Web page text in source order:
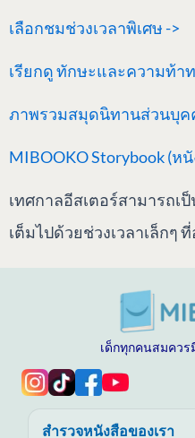
เลือกชมช่วงเวลาพิเศษ ->
เรียกดูทักษะและความท้า
ภาพรวมสมุดนิทานส่วนบุค
MIBOOKO Storybook (ห
เทศกาลอีสเตอร์สามารถเ
เต็มไปด้วยช่วงเวลาเล็กๆ
เด็กทุกคนสมควร
สำรวจหนังสือของเรา